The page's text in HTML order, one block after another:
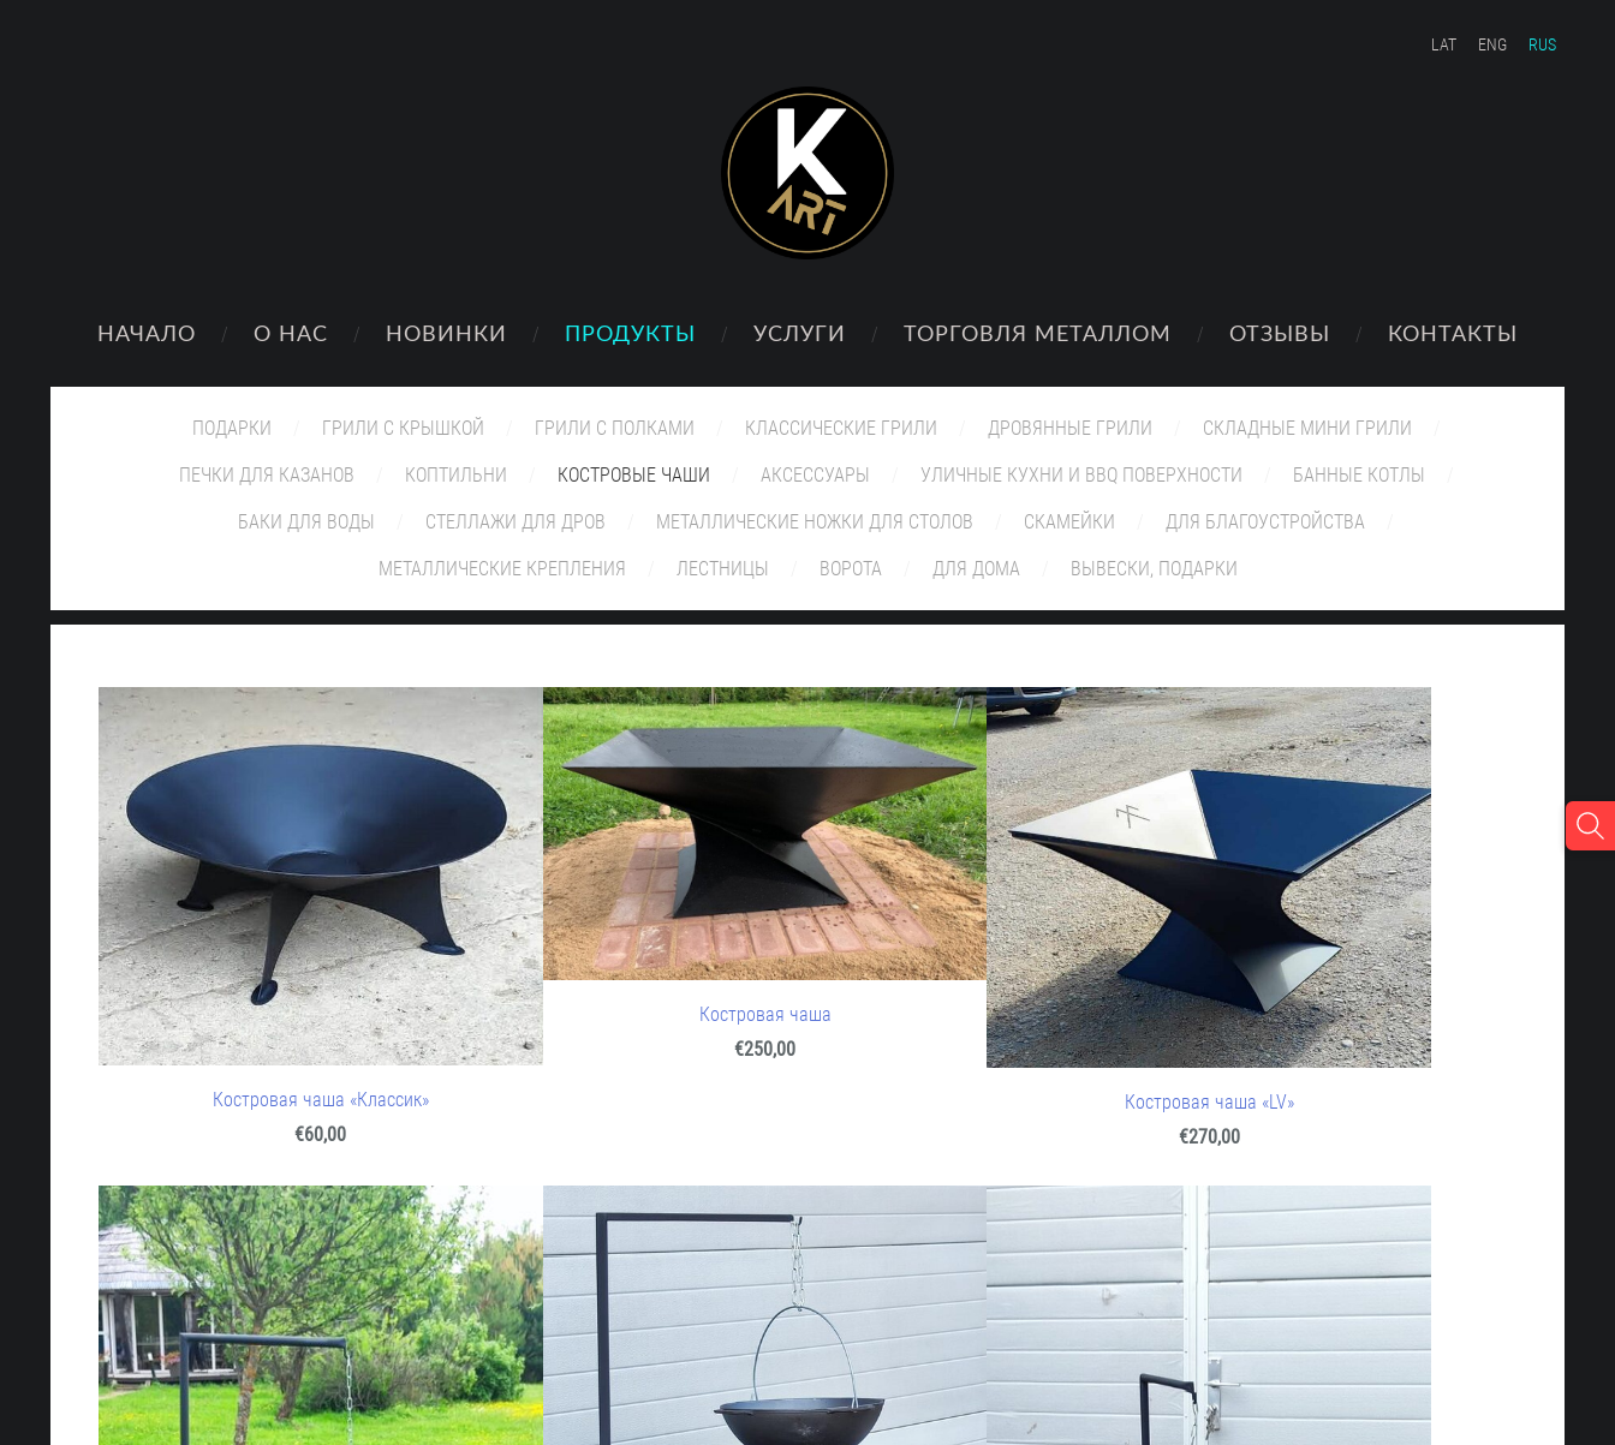
НАЧАЛО О НАС НОВИНКИ ПРОДУКТЫ УСЛУГИ ТОРГОВЛЯ МЕТАЛЛОМ ОТЗЫВЫ КОНТАКТЫ
LAT ENG RUS
ПОДАРКИ ГРИЛИ С КРЫШКОЙ ГРИЛИ С ПОЛКАМИ КЛАССИЧЕСКИЕ ГРИЛИ ДРОВЯННЫЕ ГРИЛИ СКЛАДНЫЕ МИНИ ГРИЛИ
ПЕЧКИ ДЛЯ КАЗАНОВ КОПТИЛЬНИ КОСТРОВЫЕ ЧАШИ АКСЕССУАРЫ УЛИЧНЫЕ КУХНИ И BBQ ПОВЕРХНОСТИ БАННЫЕ КОТЛЫ
БАКИ ДЛЯ ВОДЫ СТЕЛЛАЖИ ДЛЯ ДРОВ МЕТАЛЛИЧЕСКИЕ НОЖКИ ДЛЯ СТОЛОВ СКАМЕЙКИ ДЛЯ БЛАГОУСТРОЙСТВА
МЕТАЛЛИЧЕСКИЕ КРЕПЛЕНИЯ ЛЕСТНИЦЫ ВОРОТА ДЛЯ ДОМА ВЫВЕСКИ, ПОДАРКИ
Костровая чаша «Классик»
€60,00
Костровая чаша
€250,00
Костровая чаша «LV»
€270,00